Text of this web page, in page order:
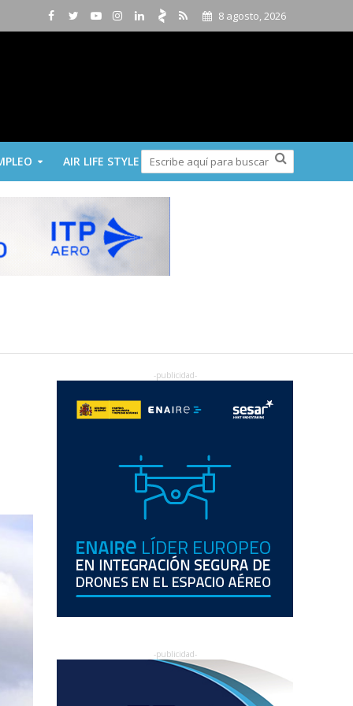
8 agosto, 2026
AIR LIFE STYLE